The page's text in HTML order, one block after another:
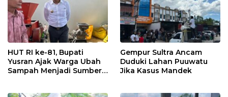
HUT RI ke-81, Bupati
Yusran Ajak Warga Ubah
Sampah Menjadi Sumber
Gempur Sultra Ancam
Duduki Lahan Puuwatu
Jika Kasus Mandek